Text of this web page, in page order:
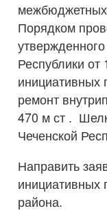
межбюджетных
Порядком
Республики
инициативных
ремонт
470 м ст .
Чеченской
Направить
инициативных
района.